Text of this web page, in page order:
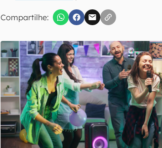
Compartilhe:
Confirmo que li, aceito e concordo com os